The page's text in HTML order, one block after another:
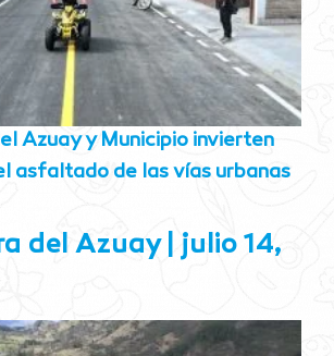
Azuay y Municipio invierten
asfaltado de las vías urbanas
del Azuay
julio 14,